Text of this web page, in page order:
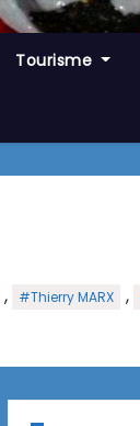
Tourisme
, #Thierry MARX ,